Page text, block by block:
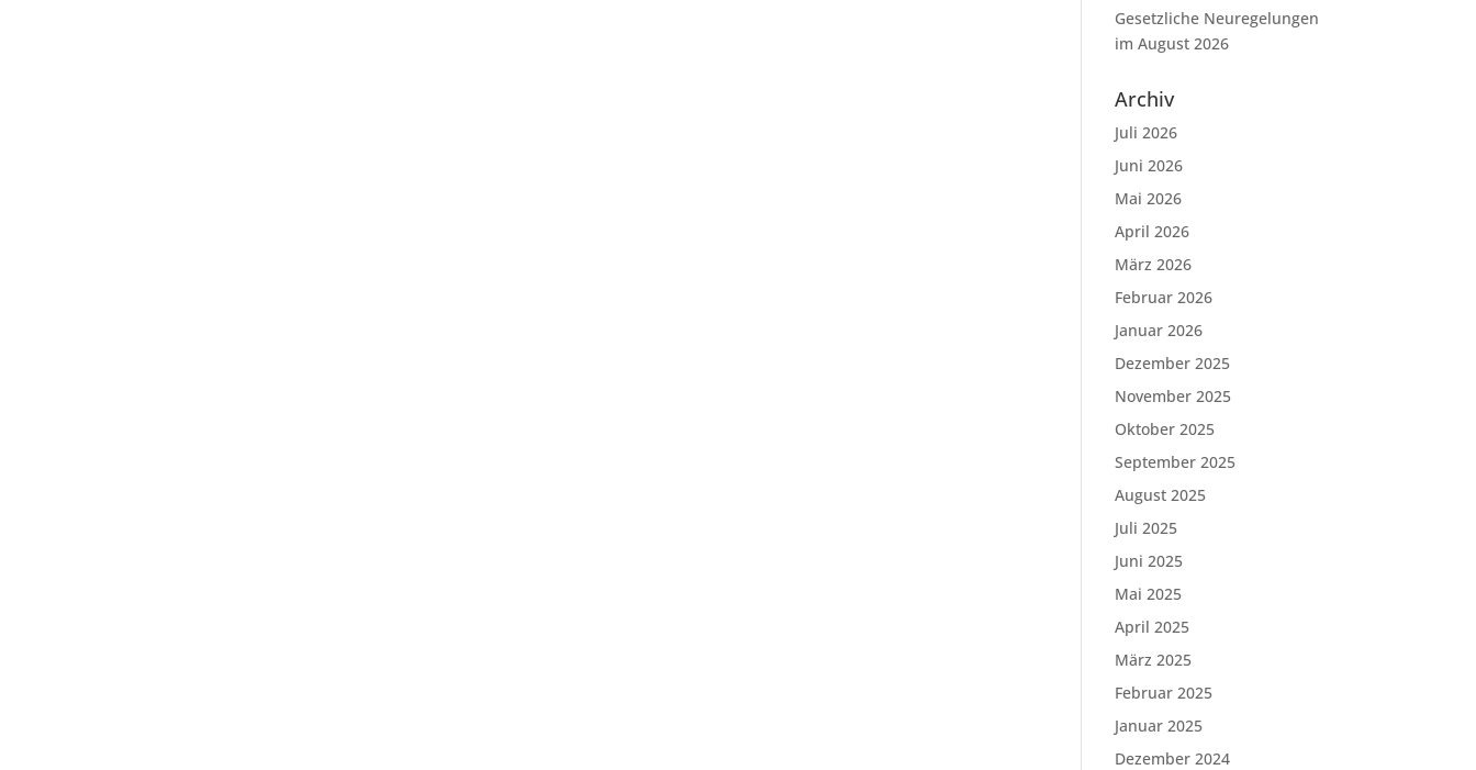
Gesetzliche Neuregelungen
im August 2026
Archiv
Juli 2026
Juni 2026
Mai 2026
April 2026
März 2026
Februar 2026
Januar 2026
Dezember 2025
November 2025
Oktober 2025
September 2025
August 2025
Juli 2025
Juni 2025
Mai 2025
April 2025
März 2025
Februar 2025
Januar 2025
Dezember 2024